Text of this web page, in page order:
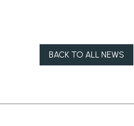
BACK TO ALL NEWS